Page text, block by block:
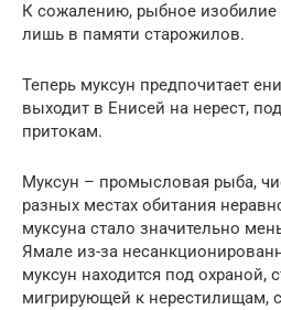
К сожалению, рыбное изобилие
лишь в памяти старожилов.
Теперь муксун предпочитает
выходит в Енисей на нерест,
притокам.
Муксун – промысловая рыба,
разных местах обитания
муксуна стало значительно
Ямале из-за
муксун находится под охраной,
мигрирующей к нерестилищам,